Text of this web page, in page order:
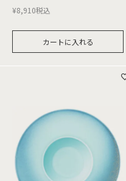
¥8,910税込
カートに入れる